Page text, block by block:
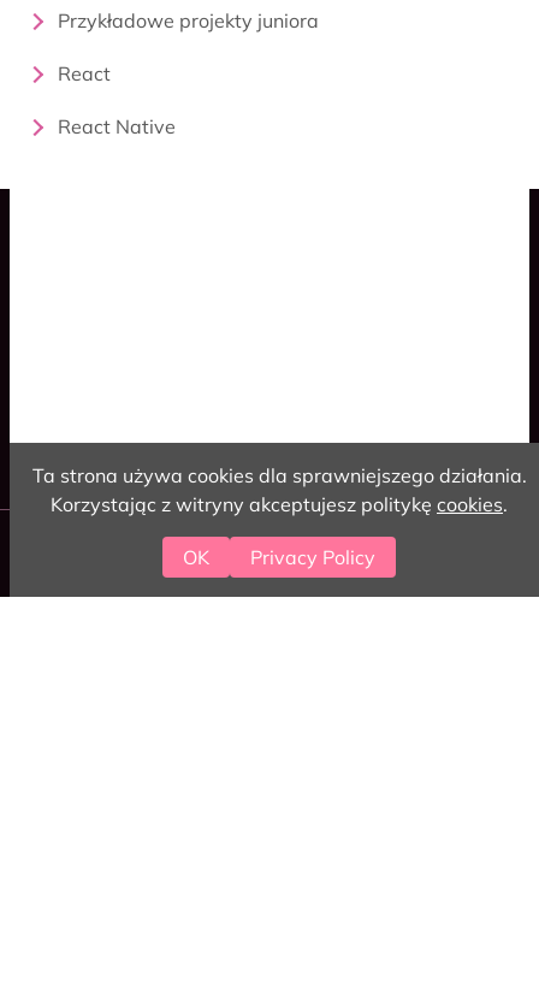
Przykładowe projekty juniora
React
React Native
Polski English
2026 love-coding
Ta strona używa cookies dla sprawniejszego działania.
Korzystając z witryny akceptujesz politykę cookies.
OK Privacy Policy